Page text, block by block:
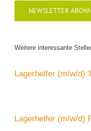
NEWSLETTER
Weitere interessante
Lagerhelfer (m/w/d)
Lagerhelfer (m/w/d)